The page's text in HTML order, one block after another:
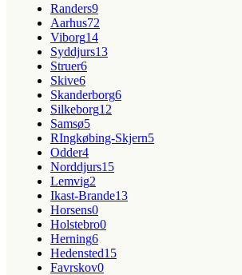
Randers9
Aarhus72
Viborg14
Syddjurs13
Struer6
Skive6
Skanderborg6
Silkeborg12
Samsø5
RIngkøbing-Skjern5
Odder4
Norddjurs15
Lemvig2
Ikast-Brande13
Horsens0
Holstebro0
Herning6
Hedensted15
Favrskov0